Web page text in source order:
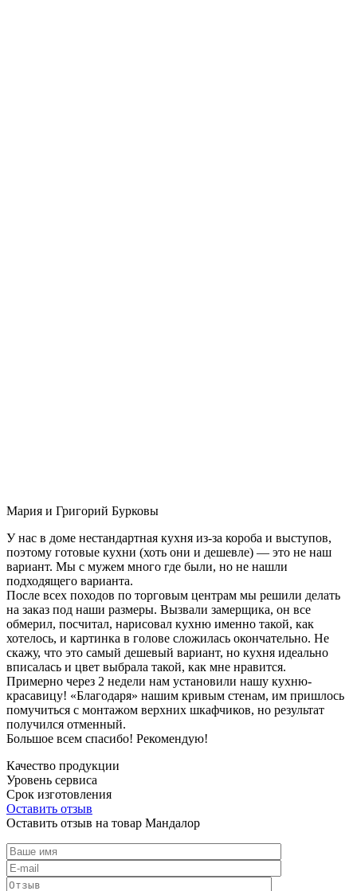
Мария и Григорий Бурковы
У нас в доме нестандартная кухня из-за короба и выступов,
поэтому готовые кухни (хоть они и дешевле) — это не наш
вариант. Мы с мужем много где были, но не нашли
подходящего варианта.
После всех походов по торговым центрам мы решили делать
на заказ под наши размеры. Вызвали замерщика, он все
обмерил, посчитал, нарисовал кухню именно такой, как
хотелось, и картинка в голове сложилась окончательно. Не
скажу, что это самый дешевый вариант, но кухня идеально
вписалась и цвет выбрала такой, как мне нравится.
Примерно через 2 недели нам установили нашу кухню-
красавицу! «Благодаря» нашим кривым стенам, им пришлось
помучиться с монтажом верхних шкафчиков, но результат
получился отменный.
Большое всем спасибо! Рекомендую!
Качество продукции
Уровень сервиса
Срок изготовления
Оставить отзыв
Оставить отзыв на товар Мандалор